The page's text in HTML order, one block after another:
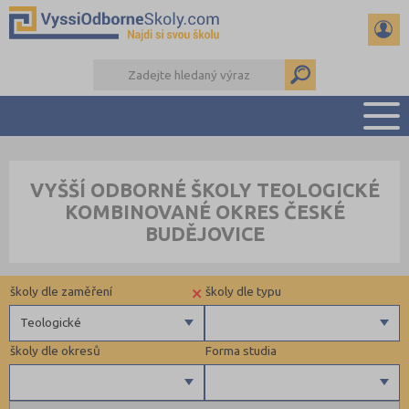
PŘÍPRAVA NA PŘIJÍMAČKY
KALENDÁŘ AKCÍ
DALŠÍ DRUHY ŠKOL
VYŠŠÍ ODBORNÉ ŠKOLY TEOLOGICKÉ
KOMBINOVANÉ OKRES ČESKÉ
BUDĚJOVICE
Forma studia
školy dle okresů
školy dle typu
×
Teologické
školy dle zaměření
Zdravotnické